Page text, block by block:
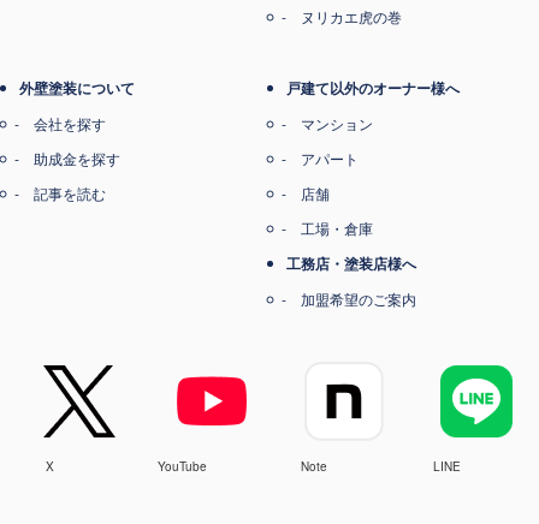
ヌリカエ虎の巻
外壁塗装について
会社を探す
助成金を探す
記事を読む
戸建て以外のオーナー様へ
マンション
アパート
店舗
工場・倉庫
工務店・塗装店様へ
加盟希望のご案内
X YouTube Note LINE